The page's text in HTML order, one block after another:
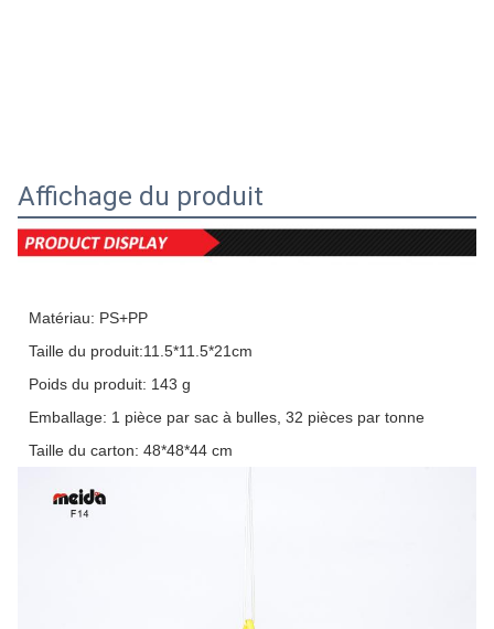
Affichage du produit
Matériau: PS+PP
Taille du produit:11.5*11.5*21cm
Poids du produit: 143 g
Emballage: 1 pièce par sac à bulles, 32 pièces par tonne
Taille du carton: 48*48*44 cm